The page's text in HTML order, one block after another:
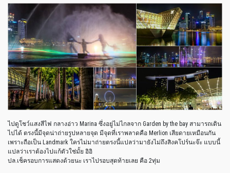
ไปดูโชว์แสงสีไฟ กลางอ่าว Marina ซึ่งอยู่ไม่ไกลจาก Garden by the bay สามารถเดิน
ไปได้ ตรงนี้มีจุดน่าถ่ายรูปหลายจุด มีจุดที่เราพลาดคือ Merlion เสียดายเหมือนกัน
เพราะถือเป็น Landmark ใครไม่มาถ่ายตรงนี้แปลว่ามายังไม่ถึงสิงคโปร์นะจ๊ะ แบบนี้
แปลว่าเราต้องไปแก้ตัวใช่มั้ย อิอิ
ปล.เช็ครอบการแสดงด้วยนะ เราไปรอบสุดท้ายเลย คือ 2ทุ่ม